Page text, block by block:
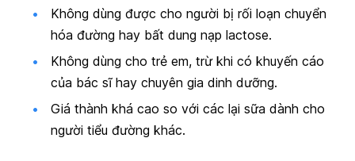
Không dùng được cho người bị rối loạn chuyển
hóa đường hay bất dung nạp lactose.
Không dùng cho trẻ em, trừ khi có khuyến cáo
của bác sĩ hay chuyên gia dinh dưỡng.
Giá thành khá cao so với các lại sữa dành cho
người tiểu đường khác.